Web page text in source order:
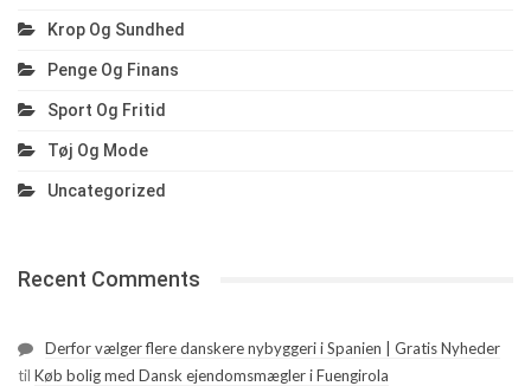
Krop Og Sundhed
Penge Og Finans
Sport Og Fritid
Tøj Og Mode
Uncategorized
Recent Comments
Derfor vælger flere danskere nybyggeri i Spanien | Gratis Nyheder
til Køb bolig med Dansk ejendomsmægler i Fuengirola